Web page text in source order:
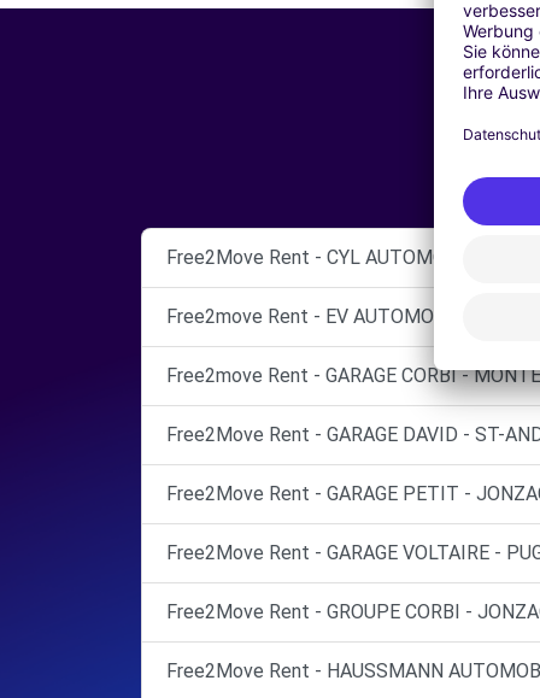
Free2Move Rent - CYL AUTOMOBILES -
Free2move Rent - EV AUTOMOBILES - ST
Free2move Rent - GARAGE CORBI -
Free2Move Rent - GARAGE DAVID - ST-
Free2Move Rent - GARAGE PETIT -
Free2Move Rent - GARAGE VOLTAIRE -
Free2Move Rent - GROUPE CORBI -
Free2Move Rent - HAUSSMANN